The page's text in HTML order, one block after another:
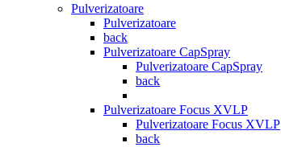
Pulverizatoare
Pulverizatoare
back
Pulverizatoare CapSpray
Pulverizatoare CapSpray
back
Pulverizatoare Focus XVLP
Pulverizatoare Focus XVLP
back